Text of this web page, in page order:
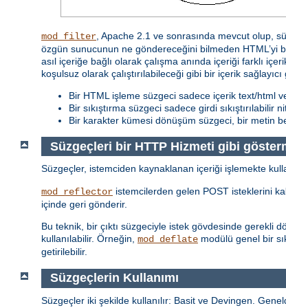
mod_filter , Apache 2.1 ve sonrasında mevcut olup,
özgün sunucunun ne göndereceğini bilmeden HTML’yi
asıl içeriğe bağlı olarak çalışma anında içeriği farklı
koşulsuz olarak çalıştırılabileceği gibi bir içerik
Bir HTML işleme süzgeci sadece içerik text/html
Bir sıkıştırma süzgeci sadece girdi sıkıştırılabilir
Bir karakter kümesi dönüşüm süzgeci, bir metin
Süzgeçleri bir HTTP Hizmeti gibi
Süzgeçler, istemciden kaynaklanan içeriği işlemekte
mod_reflector istemcilerden gelen POST isteklerini
içinde geri gönderir.
Bu teknik, bir çıktı süzgeciyle istek gövdesinde gerekli
kullanılabilir. Örneğin, mod_deflate modülü genel bir
getirilebilir.
Süzgeçlerin Kullanımı
Süzgeçler iki şekilde kullanılır: Basit ve Devingen.